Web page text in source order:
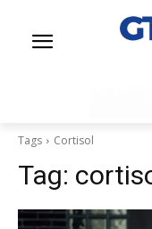
Tags Cortisol
Tag: